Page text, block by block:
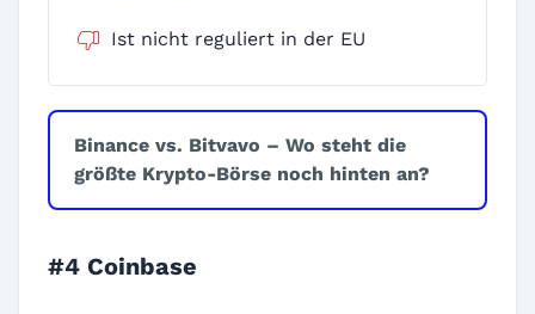
Ist nicht reguliert in der EU
Binance vs. Bitvavo – Wo steht die
größte Krypto-Börse noch hinten an?
#4 Coinbase